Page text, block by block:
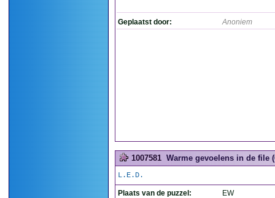
Geplaatst door: Anoniem
1007581 Warme gevoelens in de file
L.E.D.
Plaats van de puzzel:
EW